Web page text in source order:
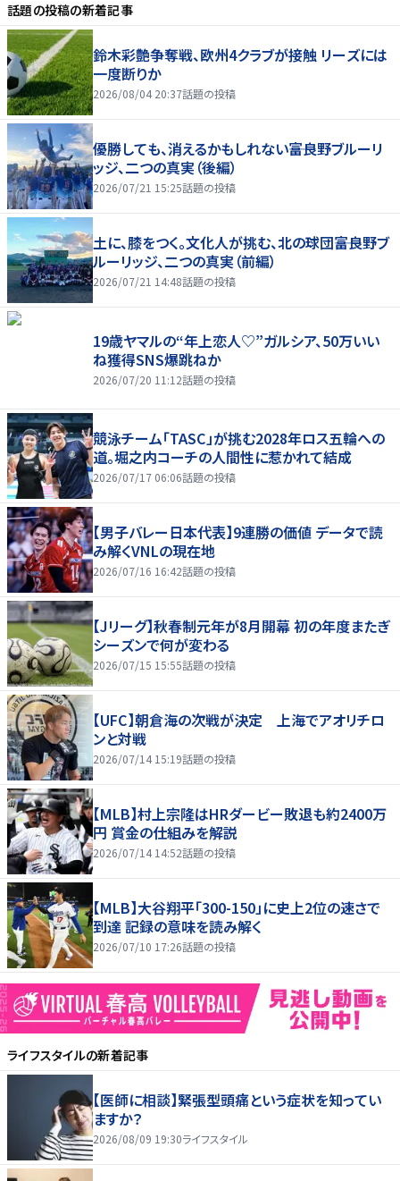
話題の投稿の新着記事
鈴木彩艶争奪戦、欧州4クラブが接触 リーズには
一度断りか
2026/08/04 20:37話題の投稿
優勝しても、消えるかもしれない――富良野ブルーリ
ッジ、二つの真実（後編）
2026/07/21 15:25話題の投稿
土に、膝をつく。文化人が挑む、北の球団――富良野ブ
ルーリッジ、二つの真実（前編）
2026/07/21 14:48話題の投稿
19歳ヤマルの“年上恋人♡”ガルシア、50万いい
ね獲得SNS爆跳ねか
2026/07/20 11:12話題の投稿
競泳チーム「TASC」が挑む2028年ロス五輪への
道。堀之内コーチの人間性に惹かれて結成
2026/07/17 06:06話題の投稿
【男子バレー日本代表】9連勝の価値 データで読
み解くVNLの現在地
2026/07/16 16:42話題の投稿
【Jリーグ】秋春制元年が8月開幕 初の年度またぎ
シーズンで何が変わる
2026/07/15 15:55話題の投稿
【UFC】朝倉海の次戦が決定 上海でアオリチロ
ンと対戦
2026/07/14 15:19話題の投稿
【MLB】村上宗隆はHRダービー敗退も約2400万
円 賞金の仕組みを解説
2026/07/14 14:52話題の投稿
【MLB】大谷翔平「300-150」に史上2位の速さで
到達 記録の意味を読み解く
2026/07/10 17:26話題の投稿
ライフスタイルの新着記事
【医師に相談】緊張型頭痛という症状を知ってい
ますか？
2026/08/09 19:30ライフスタイル